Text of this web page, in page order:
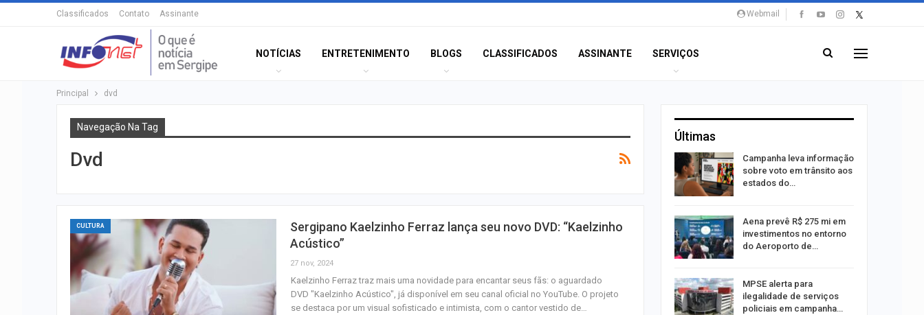
Webmail
Classificados Contato Assinante
NOTÍCIAS ENTRETENIMENTO BLOGS CLASSIFICADOS ASSINANTE SERVIÇOS
Principal dvd
Navegação Na Tag
Dvd
CULTURA
Sergipano Kaelzinho Ferraz lança seu novo DVD: “Kaelzinho
Acústico”
27 nov, 2024
Kaelzinho Ferraz traz mais uma novidade para encantar seus fãs: o aguardado
DVD "Kaelzinho Acústico", já disponível em seu canal oficial no YouTube. O projeto
se destaca por um visual sofisticado e intimista, com o cantor vestido de…
Últimas
Homem é preso no Bairro
Champagne: Uma Viagem
de Pai e Filho
A Fabulosa Maquina do
Tempo
Campanha leva informação
sobre voto em trânsito aos
estados do…
Aena prevê R$ 275 mi em
investimentos no entorno
do Aeroporto de…
MPSE alerta para
ilegalidade de serviços
policiais em campanha…